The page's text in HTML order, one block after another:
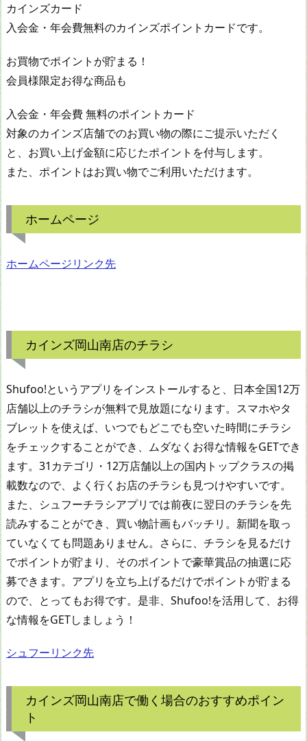
カインズカード
入会金・年会費無料のカインズポイントカードです。
お買物でポイントが貯まる！
会員様限定お得な商品も
入会金・年会費 無料のポイントカード
対象のカインズ店舗でのお買い物の際にご提示いただく
と、お買い上げ金額に応じたポイントを付与します。
また、ポイントはお買い物でご利用いただけます。
ホームページ
ホームページリンク先
カインズ岡山南店のチラシ
Shufoo!というアプリをインストールすると、日本全国12万
店舗以上のチラシが無料で見放題になります。スマホやタ
ブレットを使えば、いつでもどこでも空いた時間にチラシ
をチェックすることができ、ムダなくお得な情報をGETでき
ます。31カテゴリ・12万店舗以上の国内トップクラスの掲
載数なので、よく行くお店のチラシも見つけやすいです。
また、シュフーチラシアプリでは前夜に翌日のチラシを先
読みすることができ、買い物計画もバッチリ。新聞を取っ
ていなくても問題ありません。さらに、チラシを見るだけ
でポイントが貯まり、そのポイントで豪華賞品の抽選に応
募できます。アプリを立ち上げるだけでポイントが貯まる
ので、とってもお得です。是非、Shufoo!を活用して、お得
な情報をGETしましょう！
シュフーリンク先
カインズ岡山南店で働く場合のおすすめポイン
ト